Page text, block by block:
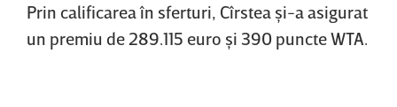
Prin calificarea în sferturi, Cîrstea şi-a asigurat
un premiu de 289.115 euro şi 390 puncte WTA.